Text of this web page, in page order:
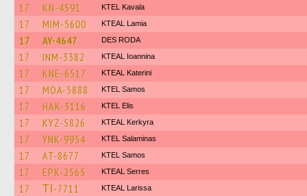
17 KN-4591 KTEL Kavala
17 MIM-5600 KTEAL Lamia
17 AY-4647 DES RODA
17 INM-3382 KTEAL Ioannina
17 KNE-6517 KTEAL Katerini
17 MOA-5888 KTEL Samos
17 HAK-3116 KTEL Elis
17 KYZ-5826 KTEAL Kerkyra
17 YNK-9954 KTEL Salaminas
17 AT-8677 KTEL Samos
17 EPK-2565 KTEAL Serres
17 ΤΙ-7711 KTEAL Larissa